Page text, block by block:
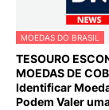
MOEDAS DO BRASIL
TESOURO
MOEDAS DE
Identificar
Podem Valer